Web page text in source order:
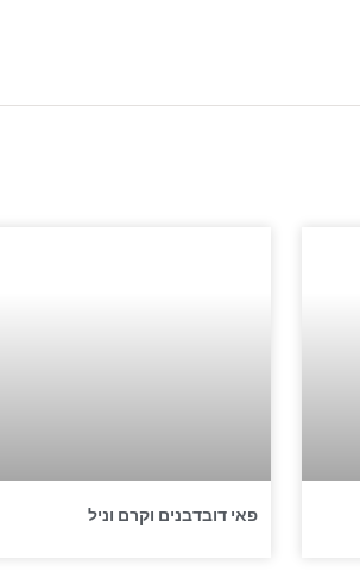
פאי דובדבנים וקרם וניל